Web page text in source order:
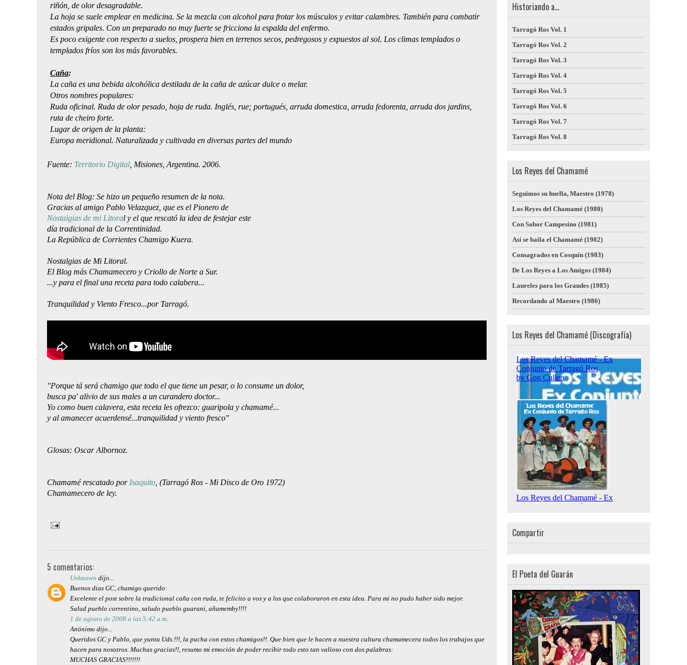
riñón, de olor desagradable.
La hoja se suele emplear en medicina. Se la mezcla con alcohol para frotar los músculos y evitar calambres. También para combatir
estados gripales. Con un preparado no muy fuerte se fricciona la espalda del enfermo.
Es poco exigente con respecto a suelos, prospera bien en terrenos secos, pedregosos y expuestos al sol. Los climas templados o
templados fríos son los más favorables.
Caña:
La caña es una bebida alcohólica destilada de la caña de azúcar dulce o melar.
Otros nombres populares:
Ruda oficinal. Ruda de olor pesado, hoja de ruda. Inglés, rue; portugués, arruda domestica, arruda fedorenta, arruda dos jardins,
ruta de cheiro forte.
Lugar de origen de la planta:
Europa meridional. Naturalizada y cultivada en diversas partes del mundo
Fuente: Territorio Digital , Misiones, Argentina. 2006.
Nota del Blog: Se hizo un pequeño resumen de la nota.
Gracias al amigo Pablo Velazquez, que es el Pionero de
Nostalgias de mi Litoral y el que rescató la idea de festejar este
día tradicional de la Correntinidad.
La República de Corrientes Chamigo Kuera.
Nostalgias de Mi Litoral.
El Blog más Chamamecero y Criollo de Norte a Sur.
...y para el final una receta para todo calabera...
Tranquilidad y Viento Fresco...por Tarragó.
"Porque tá será chamigo que todo el que tiene un pesar, o lo consume un dolor,
busca pa' alivio de sus males a un curandero doctor...
Yo como buen calavera, esta receta les ofrezco: guaripola y chamamé...
y al amanecer acuerdensé...tranquilidad y viento fresco"
Glosas: Oscar Albornoz.
Chamamé rescatado por Isaquito, (Tarragó Ros - Mi Disco de Oro 1972)
Chamamecero de ley.
5 comentarios:
Unknown dijo...
Buenos dias GC, chamigo querido:
Excelente el post sobre la tradicional caña con ruda, te felicito a vos y a los que colaboraron en esta idea. Para mi no pudo haber sido mejor.
Salud pueblo correntino, saludo pueblo guarani, añamemby!!!!
1 de agosto de 2008 a las 5:42 a.m.
Anónimo dijo...
Queridos GC y Pablo, que yunta Uds.!!!, la pucha con estos chamigos!!. Que bien que le hacen a nuestra cultura chamamecera todos los trabajos que
hacen para nosotros. Muchas gracias!!, resumo mi emoción de poder recibir todo esto tan valioso con dos palabras:
MUCHAS GRACIAS!!!!!!!
Historiando a...
Tarragó Ros Vol. 1
Tarragó Ros Vol. 2
Tarragó Ros Vol. 3
Tarragó Ros Vol. 4
Tarragó Ros Vol. 5
Tarragó Ros Vol. 6
Tarragó Ros Vol. 7
Tarragó Ros Vol. 8
Los Reyes del Chamamé
Seguimos su huella, Maestro (1978)
Los Reyes del Chamamé (1980)
Con Sabor Campesino (1981)
Así se baila el Chamamé (1982)
Consagrados en Cosquín (1983)
De Los Reyes a Los Amigos (1984)
Laureles para los Grandes (1985)
Recordando al Maestro (1986)
Los Reyes del Chamamé (Discografía)
Compartir
El Poeta del Guarán